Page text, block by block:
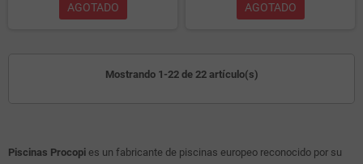
AGOTADO AGOTADO
Mostrando 1-22 de 22 artículo(s)
Piscinas Procopi es un fabricante de piscinas europeo reconocido por su